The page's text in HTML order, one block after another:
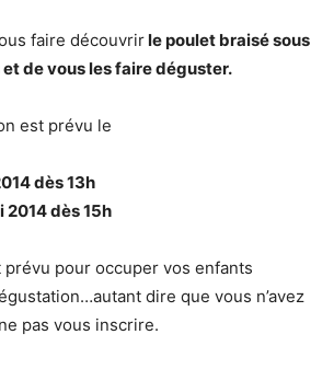
faire découvrirle poulet braisé sous
de vous les faire déguster.
est prévu le
dès 13h
2014 dès 15h
prévu pour occuper vos enfants
dire que vous n’avez
pas vous inscrire.